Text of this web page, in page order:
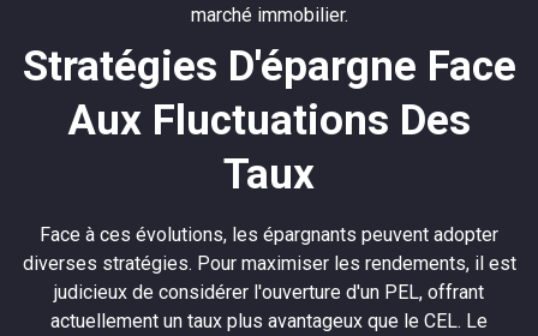
marché immobilier.
Stratégies D'épargne Face
Aux Fluctuations Des
Taux
Face à ces évolutions, les épargnants peuvent adopter
diverses stratégies. Pour maximiser les rendements, il est
judicieux de considérer l'ouverture d'un PEL, offrant
actuellement un taux plus avantageux que le CEL. Le